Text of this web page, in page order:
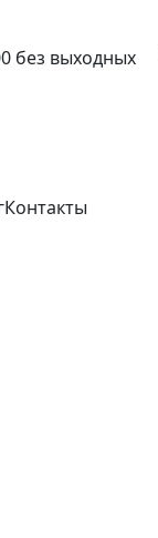
без выходных
Контакты